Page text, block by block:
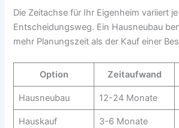
Die Zeitachse für Ihr Eigenheim variiert
Entscheidungsweg. Ein Hausneubau
mehr Planungszeit als der Kauf einer
Option Zeitaufwand
Hausneubau 12-24 Monate
Hauskauf 3-6 Monate